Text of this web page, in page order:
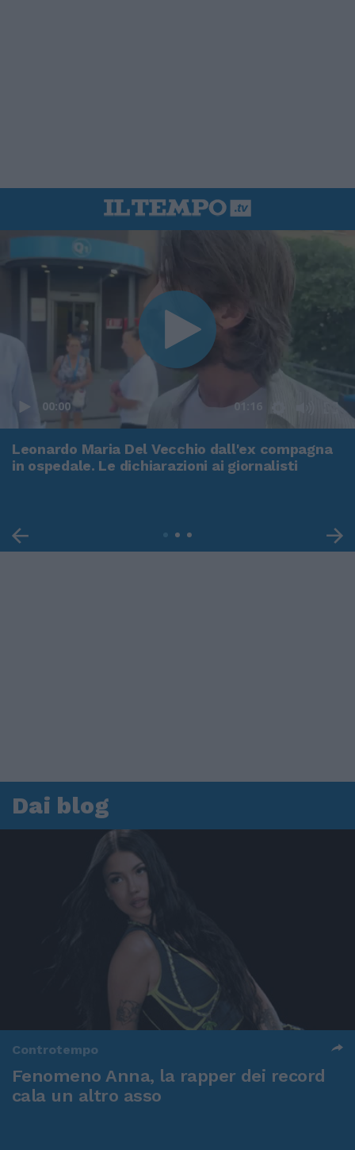
00:00 01:16
Leonardo Maria Del Vecchio dall'ex compagna
in ospedale. Le dichiarazioni ai giornalisti
Dai blog
Controtempo
Fenomeno Anna, la rapper dei record
cala un altro asso